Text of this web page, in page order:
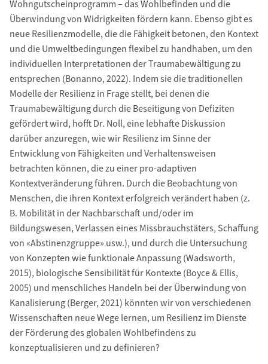
Wohngutscheinprogramm – das Wohlbefinden und die
Überwindung von Widrigkeiten fördern kann. Ebenso gibt es
neue Resilienzmodelle, die die Fähigkeit betonen, den Kontext
und die Umweltbedingungen flexibel zu handhaben, um den
individuellen Interpretationen der Traumabewältigung zu
entsprechen (Bonanno, 2022). Indem sie die traditionellen
Modelle der Resilienz in Frage stellt, bei denen die
Traumabewältigung durch die Beseitigung von Defiziten
gefördert wird, hofft Dr. Noll, eine lebhafte Diskussion
darüber anzuregen, wie wir Resilienz im Sinne der
Entwicklung von Fähigkeiten und Verhaltensweisen
betrachten können, die zu einer pro-adaptiven
Kontextveränderung führen. Durch die Beobachtung von
Menschen, die ihren Kontext erfolgreich verändert haben (z.
B. Mobilität in der Nachbarschaft und/oder im
Bildungswesen, Verlassen eines Missbrauchstäters, Schaffung
von «Abstinenzgruppe» usw.), und durch die Untersuchung
von Konzepten wie funktionale Anpassung (Wadsworth,
2015), biologische Sensibilität für Kontexte (Boyce & Ellis,
2005) und menschliches Handeln bei der Überwindung von
Kanalisierung (Berger, 2021) könnten wir von verschiedenen
Wissenschaften neue Wege lernen, um Resilienz im Dienste
der Förderung des globalen Wohlbefindens zu
konzeptualisieren und zu definieren?